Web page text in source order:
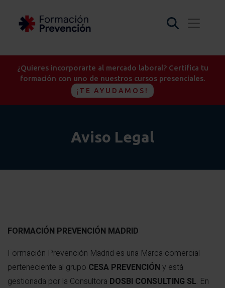
¿Quieres incorporarte al mercado laboral? Certifica tu
formación con uno de nuestros cursos presenciales.
¡TE AYUDAMOS!
Aviso Legal
FORMACIÓN PREVENCIÓN MADRID
Formación Prevención Madrid es una Marca comercial
perteneciente al grupo CESA PREVENCIÓN y está
gestionada por la Consultora DOSBI CONSULTING SL. En